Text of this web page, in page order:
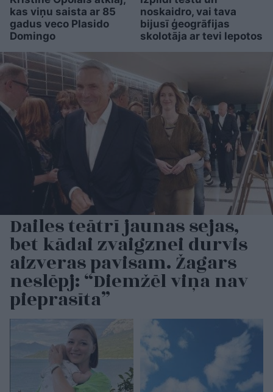
kas viņu saista ar 85
gadus veco Plasido
Domingo
noskaidro, vai tava
bijusī ģeogrāfijas
skolotāja ar tevi lepotos
Dailes teātrī jaunas sejas,
bet kādai zvaigznei durvis
aizveras pavisam. Žagars
neslēpj: “Diemžēl viņa nav
pieprasīta”